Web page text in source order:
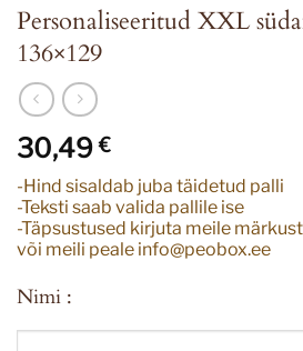
Personaliseeritud XXL
136×129
30,49€
-Hind sisaldab juba täidetud palli
-Teksti saab valida pallile ise
-Täpsustused kirjuta meile
või meili peale info@peobox.ee
Nimi :